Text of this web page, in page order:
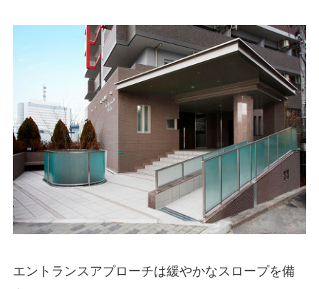
エントランスアプローチは緩やかなスロープを備